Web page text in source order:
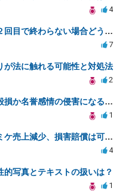
4
開示請求の仮処分での審尋で２回目で終わらない場合どうしたらいいですか
7
が法に触れる可能性と対処法
2
知的障害者と言う文言が名誉毀損か名誉感情の侵害になるか教えてほしい。
1
ネットでの誹謗中傷によるコミケ売上減少、損害賠償は可能か？
4
写真とテキストの扱いは？
1